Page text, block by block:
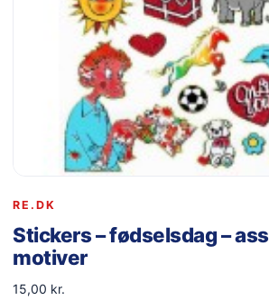
RE.DK
Stickers – fødselsdag –
motiver
15,00 kr.